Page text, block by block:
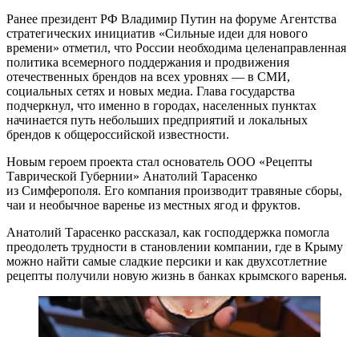
Ранее президент РФ Владимир Путин на форуме Агентства
стратегических инициатив «Сильные идеи для нового
времени» отметил, что России необходима целенаправленная
политика всемерного поддержания и продвижения
отечественных брендов на всех уровнях — в СМИ,
социальных сетях и новых медиа. Глава государства
подчеркнул, что именно в городах, населенных пунктах
начинается путь небольших предприятий и локальных
брендов к общероссийской известности.
Новым героем проекта стал основатель ООО «Рецепты
Таврической Губернии» Анатолий Тарасенко
из Симферополя. Его компания производит травяные сборы,
чаи и необычное варенье из местных ягод и фруктов.
Анатолий Тарасенко рассказал, как господдержка помогла
преодолеть трудности в становлении компании, где в Крыму
можно найти самые сладкие персики и как двухсотлетние
рецепты получили новую жизнь в банках крымского варенья.